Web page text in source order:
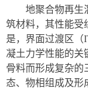
地聚合物再生
筑材料，其性能受
是，界面过渡区（
凝土力学性能的关
骨料而形成复杂的
态、物相组成及形